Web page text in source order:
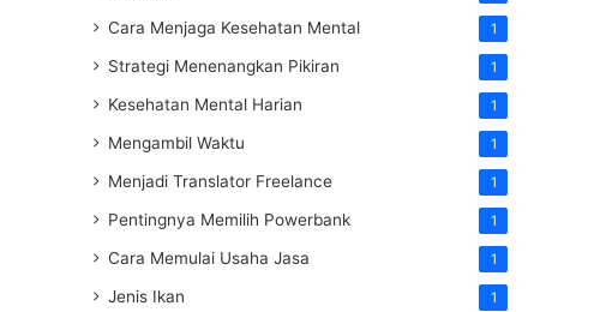
Cara Menjaga Kesehatan Mental 1
Strategi Menenangkan Pikiran 1
Kesehatan Mental Harian 1
Mengambil Waktu 1
Menjadi Translator Freelance 1
Pentingnya Memilih Powerbank 1
Cara Memulai Usaha Jasa 1
Jenis Ikan 1